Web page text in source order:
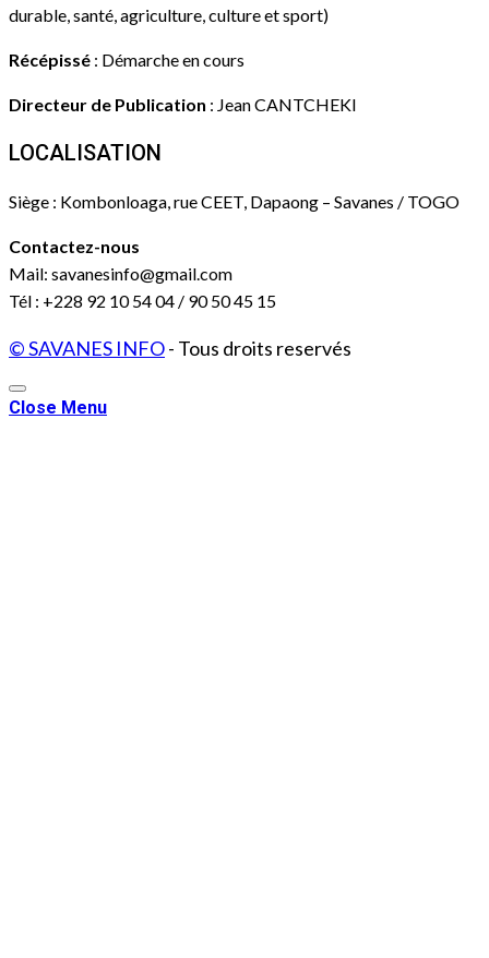
durable, santé, agriculture, culture et sport)
Récépissé : Démarche en cours
Directeur de Publication : Jean CANTCHEKI
LOCALISATION
Siège : Kombonloaga, rue CEET, Dapaong – Savanes / TOGO
Contactez-nous
Mail: savanesinfo@gmail.com
Tél : +228 92 10 54 04 / 90 50 45 15
© SAVANES INFO- Tous droits reservés
Close Menu